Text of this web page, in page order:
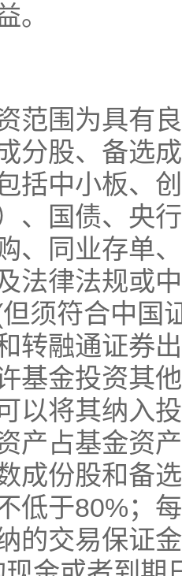
。
范围为具有
分股、备选
括中小板、
、国债、央
、同业存单
法律法规或
须符合中国
转融通证券
基金投资其
以将其纳入
产占基金资
成份股和备
低于80%；
的交易保证